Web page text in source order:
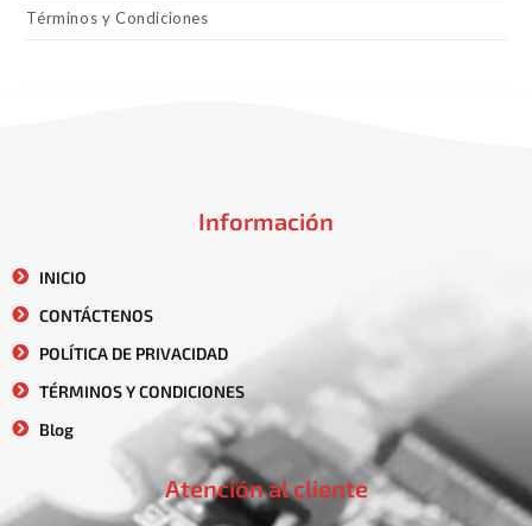
Términos y Condiciones
Información
INICIO
CONTÁCTENOS
POLÍTICA DE PRIVACIDAD
TÉRMINOS Y CONDICIONES
Blog
Atención al cliente